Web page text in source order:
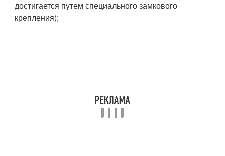
достигается путем специального замкового
крепления);